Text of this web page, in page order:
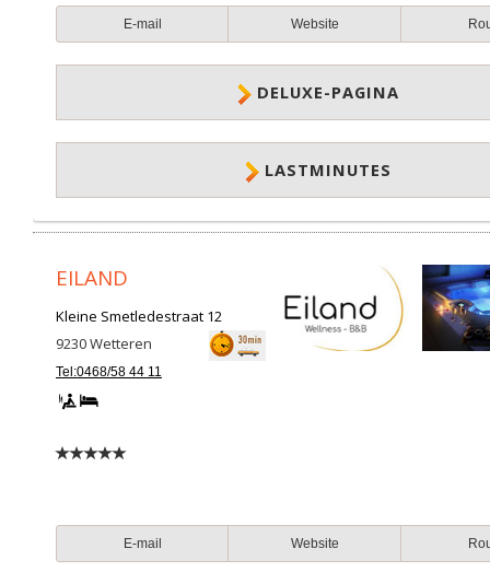
E-mail Website
DELUXE-PAGINA
LASTMINUTES
EILAND
Kleine Smetledestraat 12
9230Wetteren
Tel:0468/58 44 11
E-mail Website